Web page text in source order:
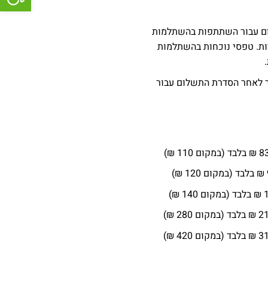
עבור השתתפות בהשתלמות
טפסי נוכחות בהשתלמות
לאחר הסדרת התשלום עבור